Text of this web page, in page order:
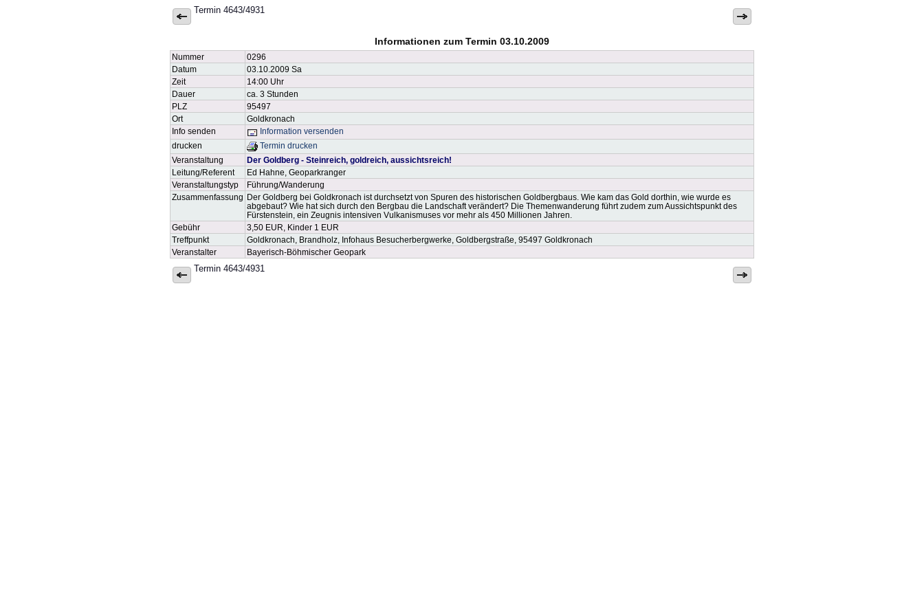
Termin 4643/4931
Informationen zum Termin 03.10.2009
Nummer
0296
Datum
03.10.2009 Sa
Zeit
14:00 Uhr
Dauer
ca. 3 Stunden
PLZ
95497
Ort
Goldkronach
Info senden
Information versenden
drucken
Termin drucken
Veranstaltung
Der Goldberg - Steinreich, goldreich, aussichtsreich!
Leitung/Referent
Ed Hahne, Geoparkranger
Veranstaltungstyp
Führung/Wanderung
Zusammenfassung Der Goldberg bei Goldkronach ist durchsetzt von Spuren des historischen Goldbergbaus. Wie kam das Gold dorthin, wie wurde es
abgebaut? Wie hat sich durch den Bergbau die Landschaft verändert? Die Themenwanderung führt zudem zum Aussichtspunkt des
Fürstenstein, ein Zeugnis intensiven Vulkanismuses vor mehr als 450 Millionen Jahren.
Gebühr
3,50 EUR, Kinder 1 EUR
Treffpunkt
Goldkronach, Brandholz, Infohaus Besucherbergwerke, Goldbergstraße, 95497 Goldkronach
Veranstalter
Bayerisch-Böhmischer Geopark
Termin 4643/4931